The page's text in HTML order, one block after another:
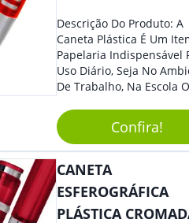
Descrição Do Produto: A
Caneta Plástica É Um
Papelaria Indispensável
Uso Diário, Seja No
De Trabalho, Na Escola
Resistente, Possui Tinta
Qualidade Que Garante
Escrita Suave E Sem
Benefícios: - Praticidade: Leve
E Compacta, Pode Ser
Facilmente Transportada
Bolsas, Mochilas E
Confira!
CANETA
ESFEROGRÁFICA
PLÁSTICA